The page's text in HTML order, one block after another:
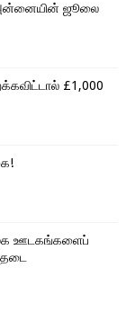
ஜூலை
£1,000
ஊடகங்களைப்